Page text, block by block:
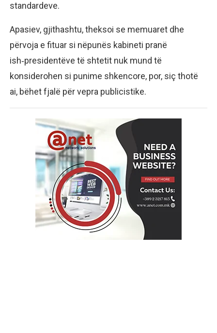
standardeve.
Apasiev, gjithashtu, theksoi se memuaret dhe
përvoja e fituar si nëpunës kabineti pranë
ish‑presidentëve të shtetit nuk mund të
konsiderohen si punime shkencore, por, siç thotë
ai, bëhet fjalë për vepra publicistike.